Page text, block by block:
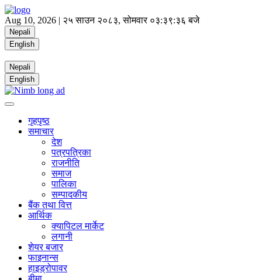
Aug 10, 2026 | २५ साउन २०८३, सोमवार ०३:३९:३७ बजे
Nepali
English
Nepali
English
गृहपृष्ठ
समाचार
देश
पत्रपत्रिका
राजनीति
समाज
पालिका
सम्पादकीय
बैंक तथा वित्त
आर्थिक
क्यापिटल मार्केट
लगानी
शेयर बजार
फाइनान्स
हाइड्रोपावर